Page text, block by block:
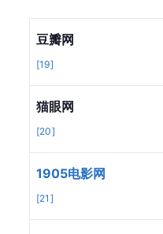
豆瓣网
[19]
猫眼网
[20]
1905电影网
[21 ]